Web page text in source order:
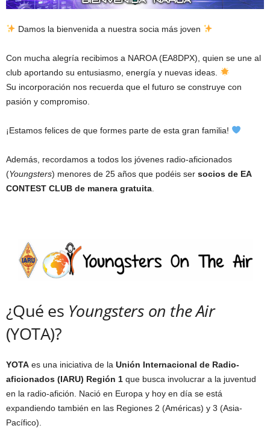
Damos la bienvenida a nuestra socia más joven
Con mucha alegría recibimos a NAROA (EA8DPX), quien se une al
club aportando su entusiasmo, energía y nuevas ideas.
Su incorporación nos recuerda que el futuro se construye con
pasión y compromiso.
¡Estamos felices de que formes parte de esta gran familia!
Además, recordamos a todos los jóvenes radio-aficionados
(Youngsters) menores de 25 años que podéis ser socios de EA
CONTEST CLUB de manera gratuita
¿Qué es Youngsters on the Air
(YOTA)?
YOTA es una iniciativa de la Unión Internacional de Radio-
aficionados (IARU) Región 1 que busca involucrar a la juventud
en la radio-afición. Nació en Europa y hoy en día se está
expandiendo también en las Regiones 2 (Américas) y 3 (Asia-
Pacífico).